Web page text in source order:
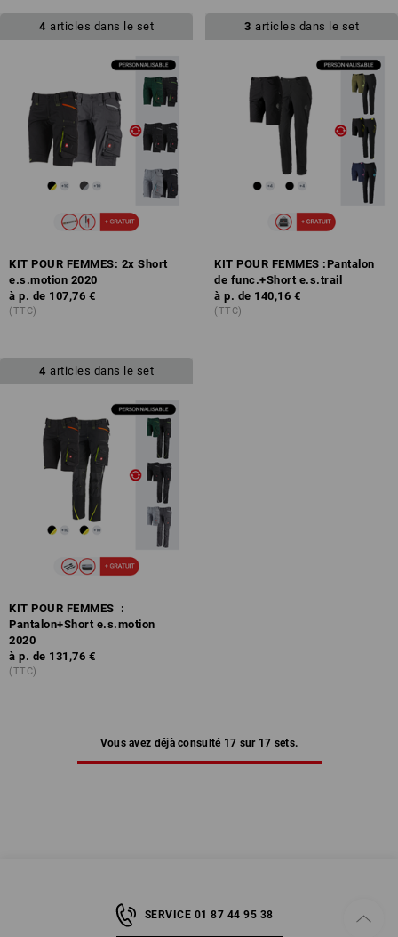
4 articles dans le set
KIT POUR FEMMES: 2x Short
e.s.motion 2020
à p. de 107,76 €
(TTC)
3 articles dans le set
KIT POUR FEMMES :Pantalon
de func.+Short e.s.trail
à p. de 140,16 €
(TTC)
4 articles dans le set
KIT POUR FEMMES :
Pantalon+Short e.s.motion
2020
à p. de 131,76 €
(TTC)
Vous avez déjà consulté 17 sur 17 sets.
SERVICE 01 87 44 95 38